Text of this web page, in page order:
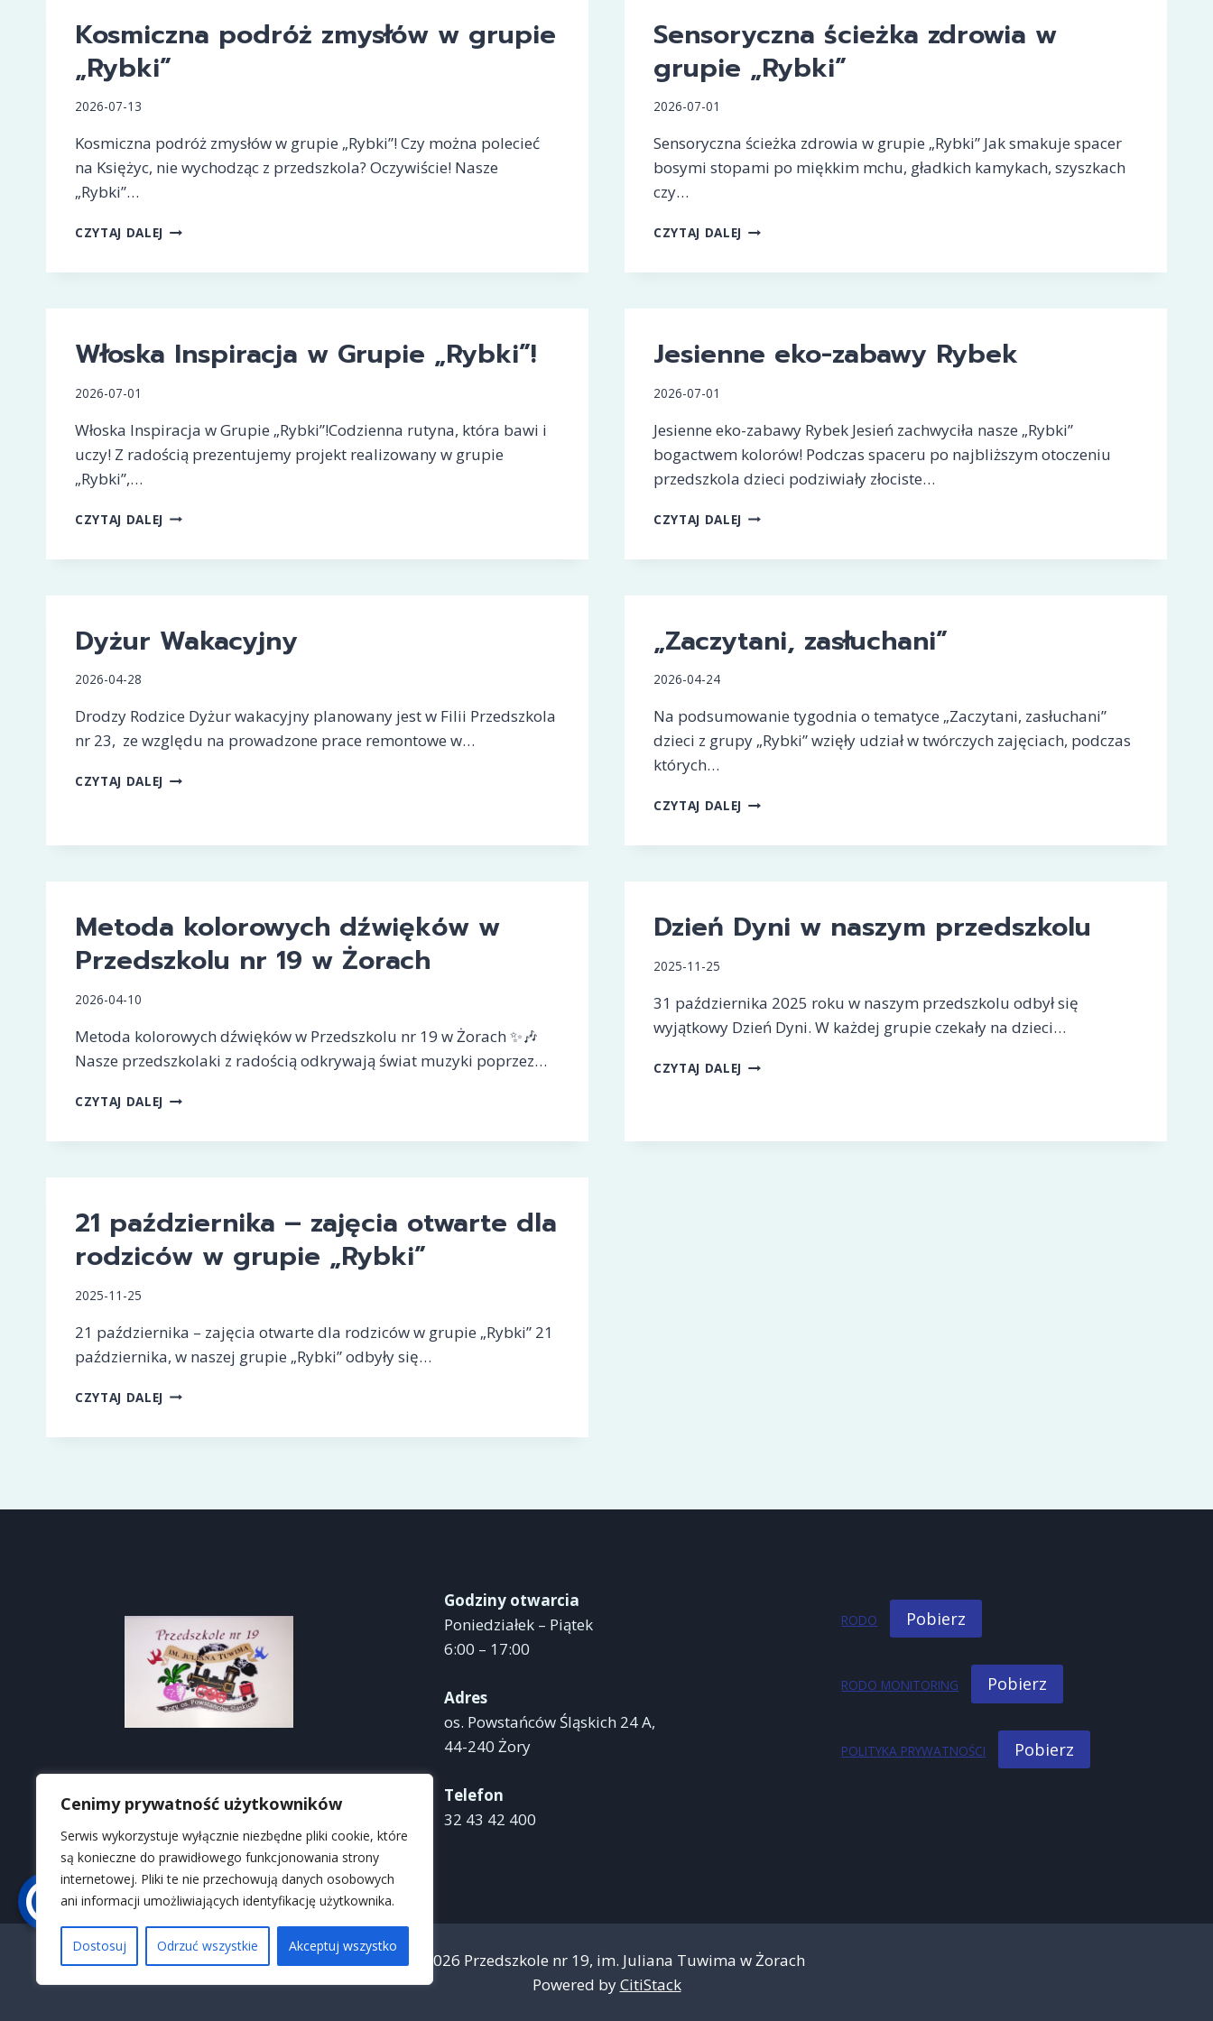
Cenimy prywatność użytkowników
Serwis wykorzystuje wyłącznie niezbędne pliki cookie, które
są konieczne do prawidłowego funkcjonowania strony
internetowej. Pliki te nie przechowują danych osobowych
ani informacji umożliwiających identyfikację użytkownika.
Dostosuj Odrzuć wszystkie Akceptuj wszystko
WYSOKI KONTRAST
Kosmiczna podróż zmysłów w grupie
„Rybki”
2026-07-13
Kosmiczna podróż zmysłów w grupie „Rybki”! Czy można polecieć
na Księżyc, nie wychodząc z przedszkola? Oczywiście! Nasze
„Rybki”…
CZYTAJ DALEJ KOSMICZNA
Sensoryczna ścieżka zdrowia w
grupie „Rybki”
2026-07-01
Sensoryczna ścieżka zdrowia w grupie „Rybki” Jak smakuje spacer
bosymi stopami po miękkim mchu, gładkich kamykach, szyszkach
czy…
CZYTAJ DALEJ SENSORYCZNA
Włoska Inspiracja w Grupie „Rybki”!
2026-07-01
Włoska Inspiracja w Grupie „Rybki”!Codzienna rutyna, która bawi i
uczy! Z radością prezentujemy projekt realizowany w grupie
„Rybki”,…
CZYTAJ DALEJ WŁOSKA
Jesienne eko-zabawy Rybek
2026-07-01
Jesienne eko-zabawy Rybek Jesień zachwyciła nasze „Rybki”
bogactwem kolorów! Podczas spaceru po najbliższym otoczeniu
przedszkola dzieci podziwiały złociste…
CZYTAJ DALEJ JESIENNE
Dyżur Wakacyjny
2026-04-28
Drodzy Rodzice Dyżur wakacyjny planowany jest w Filii Przedszkola
nr 23, ze względu na prowadzone prace remontowe w…
CZYTAJ DALEJ DYŻUR
„Zaczytani, zasłuchani”
2026-04-24
Na podsumowanie tygodnia o tematyce „Zaczytani, zasłuchani”
dzieci z grupy „Rybki” wzięły udział w twórczych zajęciach, podczas
których…
CZYTAJ DALEJ „ZACZYTANI,
Metoda kolorowych dźwięków w
Przedszkolu nr 19 w Żorach
2026-04-10
Metoda kolorowych dźwięków w Przedszkolu nr 19 w Żorach ✨🎶
Nasze przedszkolaki z radością odkrywają świat muzyki poprzez…
CZYTAJ DALEJ METODA
19
W
ŻORACH
Dzień Dyni w naszym przedszkolu
2025-11-25
31 października 2025 roku w naszym przedszkolu odbył się
wyjątkowy Dzień Dyni. W każdej grupie czekały na dzieci…
CZYTAJ DALEJ DZIEŃ
PRZEDSZKOLU
21 października – zajęcia otwarte dla
rodziców w grupie „Rybki”
2025-11-25
21 października – zajęcia otwarte dla rodziców w grupie „Rybki” 21
października, w naszej grupie „Rybki” odbyły się…
CZYTAJ DALEJ 21
RODZICÓW
Godziny otwarcia
Poniedziałek – Piątek
6:00 – 17:00
Adres
os. Powstańców Śląskich 24 A,
44-240 Żory
Telefon
32 43 42 400
RODO Pobierz
RODO MONITORING Pobierz
POLITYKA PRYWATNOŚCI Pobierz
© 2026 Przedszkole nr 19, im. Juliana Tuwima w Żorach
Powered byCitiStack